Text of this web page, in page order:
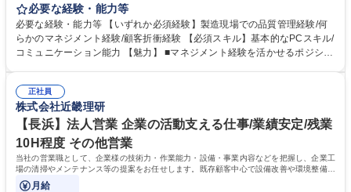
任せします。品質・安全・労務管理がメイン業務となり将来的には近隣顧
客への営業活動もご担当いただきます 【具体的には】 ■キリンビール工場
内での品質管理業務 ■約11名のスタッフのシフト管理や労務管理 ■安全管
理に関する指導・監督/顧客との折衝業務 ※勤務場所は主に滋賀県犬上郡
ネジメント経験◎
必要な経験・能力等
必要な経験・能力等 【いずれか必須経験】製造現場での品質管理経験/何
らかのマネジメント経験/顧客折衝経験 【必須スキル】基本的なPCスキル/
コミュニケーション能力 【魅力】 ■マネジメント経験を活かせるポジショ
度や資格取得支援制度など、福利厚生も充実しています 学歴・資格 学
歴：大学院 大学 高専 短大 専修学校 高校 語学力： 資格：第一種運転免許
普通自動車
正社員
株式会社近畿理研
【長浜】法人営業 企業の活動支える仕事/業績安定/残業
10H程度 その他営業
当社の営業職として、企業様の技術力・作業能力・設備・事業内容などを把握し、企業工
場の清掃やメンテナンス等の提案をお任せします。既存顧客中心で設備改善や環境整備を
通じて企業の生産性向上に貢献します
月給